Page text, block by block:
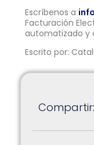
Escríbenos a
Facturación
automatizado y
Escrito por:
Compartir: